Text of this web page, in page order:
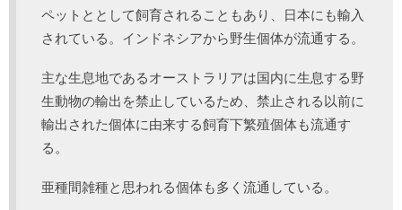
ペットととして飼育されることもあり、日本にも輸入
されている。インドネシアから野生個体が流通する。
主な生息地であるオーストラリアは国内に生息する野
生動物の輸出を禁止しているため、禁止される以前に
輸出された個体に由来する飼育下繁殖個体も流通す
る。
亜種間雑種と思われる個体も多く流通している。